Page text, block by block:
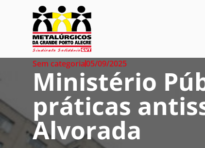
Sem categoria05/09/2025
Ministério
práticas
Alvorada